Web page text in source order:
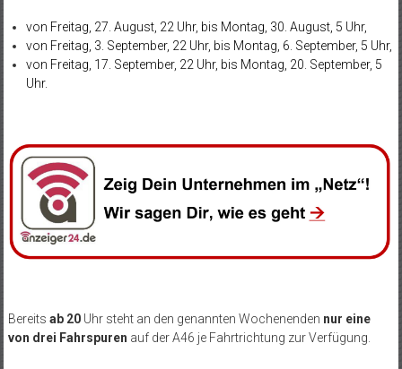
von Freitag, 27. August, 22 Uhr, bis Montag, 30. August, 5 Uhr,
von Freitag, 3. September, 22 Uhr, bis Montag, 6. September, 5 Uhr,
von Freitag, 17. September, 22 Uhr, bis Montag, 20. September, 5
Uhr.
Bereits ab 20Uhr steht an den genannten Wochenenden nur eine
von drei Fahrspuren auf der A46 je Fahrtrichtung zur Verfügung.